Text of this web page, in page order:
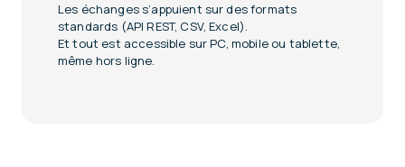
Les échanges s’appuient sur des formats
standards (API REST, CSV, Excel).
Et tout est accessible sur PC, mobile ou tablette,
même hors ligne.